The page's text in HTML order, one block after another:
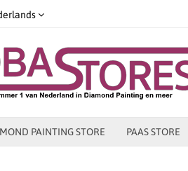
PAINTING STORE PAAS STORE